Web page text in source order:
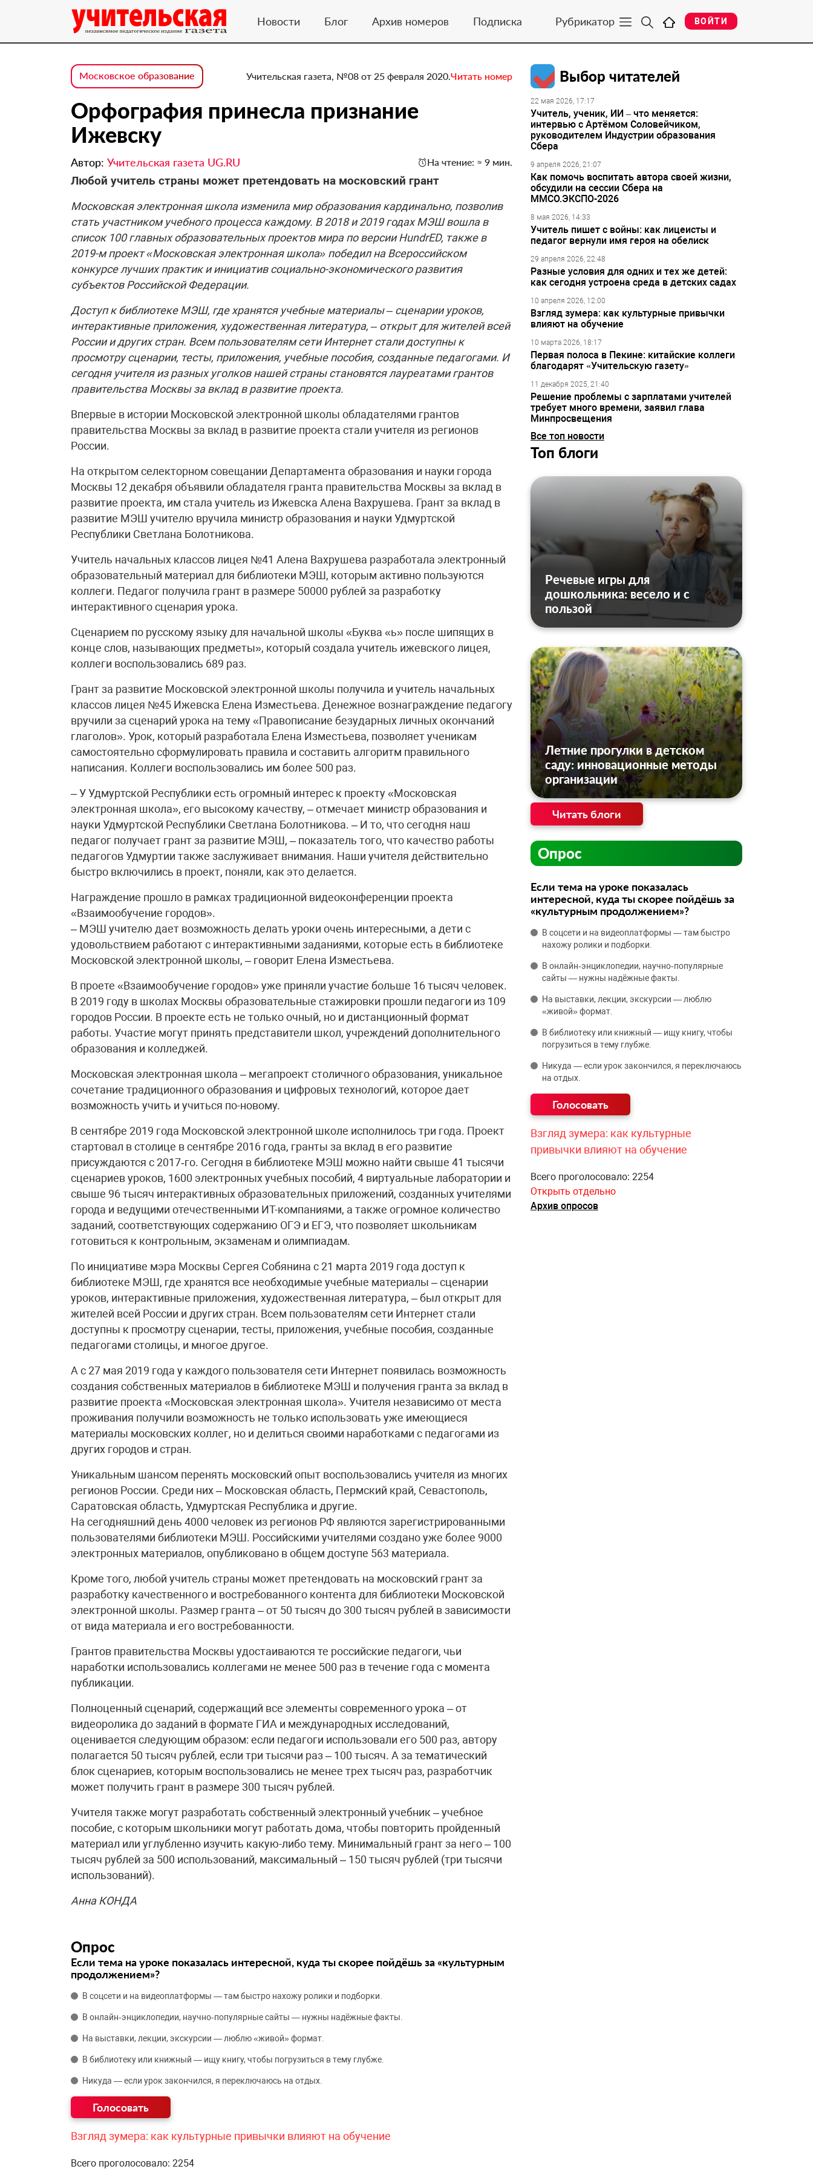
Новости Блог Архив номеров Подписка Рубрикатор ВОЙТИ
Московское образование Учительская газета, №08 от 25 февраля 2020.Читать номер
Орфография принесла признание
Ижевску
Автор: Учительская газета UG.RU На чтение: ≈ 9 мин.
Любой учитель страны может претендовать на московский грант
Московская электронная школа изменила мир образования кардинально, позволив
стать участником учебного процесса каждому. В 2018 и 2019 годах МЭШ вошла в
список 100 главных образовательных проектов мира по версии HundrED, также в
2019-м проект «Московская электронная школа» победил на Всероссийском
конкурсе лучших практик и инициатив социально-экономического развития
субъектов Российской Федерации.
Доступ к библиотеке МЭШ, где хранятся учебные материалы – сценарии уроков,
интерактивные приложения, художественная литература, – открыт для жителей всей
России и других стран. Всем пользователям сети Интернет стали доступны к
просмотру сценарии, тесты, приложения, учебные пособия, созданные педагогами. И
сегодня учителя из разных уголков нашей страны становятся лауреатами грантов
правительства Москвы за вклад в развитие проекта.
Впервые в истории Московской электронной школы обладателями грантов
правительства Москвы за вклад в развитие проекта стали учителя из регионов
России.
На открытом селекторном совещании Департамента образования и науки города
Москвы 12 декабря объявили обладателя гранта правительства Москвы за вклад в
развитие проекта, им стала учитель из Ижевска Алена Вахрушева. Грант за вклад в
развитие МЭШ учителю вручила министр образования и науки Удмуртской
Республики Светлана Болотникова.
Учитель начальных классов лицея №41 Алена Вахрушева разработала электронный
образовательный материал для библиотеки МЭШ, которым активно пользуются
коллеги. Педагог получила грант в размере 50000 рублей за разработку
интерактивного сценария урока.
Сценарием по русскому языку для начальной школы «Буква «ь» после шипящих в
конце слов, называющих предметы», который создала учитель ижевского лицея,
коллеги воспользовались 689 раз.
Грант за развитие Московской электронной школы получила и учитель начальных
классов лицея №45 Ижевска Елена Изместьева. Денежное вознаграждение педагогу
вручили за сценарий урока на тему «Правописание безударных личных окончаний
глаголов». Урок, который разработала Елена Изместьева, позволяет ученикам
самостоятельно сформулировать правила и составить алгоритм правильного
написания. Коллеги воспользовались им более 500 раз.
– У Удмуртской Республики есть огромный интерес к проекту «Московская
электронная школа», его высокому качеству, – отмечает министр образования и
науки Удмуртской Республики Светлана Болотникова. – И то, что сегодня наш
педагог получает грант за развитие МЭШ, – показатель того, что качество работы
педагогов Удмуртии также заслуживает внимания. Наши учителя действительно
быстро включились в проект, поняли, как это делается.
Награждение прошло в рамках традиционной видеоконференции проекта
«Взаимообучение городов».
– МЭШ учителю дает возможность делать уроки очень интересными, а дети с
удовольствием работают с интерактивными заданиями, которые есть в библиотеке
Московской электронной школы, – говорит Елена Изместьева.
В проете «Взаимообучение городов» уже приняли участие больше 16 тысяч человек.
В 2019 году в школах Москвы образовательные стажировки прошли педагоги из 109
городов России. В проекте есть не только очный, но и дистанционный формат
работы. Участие могут принять представители школ, учреждений дополнительного
образования и колледжей.
Московская электронная школа – мегапроект столичного образования, уникальное
сочетание традиционного образования и цифровых технологий, которое дает
возможность учить и учиться по-новому.
В сентябре 2019 года Московской электронной школе исполнилось три года. Проект
стартовал в столице в сентябре 2016 года, гранты за вклад в его развитие
присуждаются с 2017‑го. Сегодня в библиотеке МЭШ можно найти свыше 41 тысячи
сценариев уроков, 1600 электронных учебных пособий, 4 виртуальные лаборатории и
свыше 96 тысяч интерактивных образовательных приложений, созданных учителями
города и ведущими отечественными ИТ-компаниями, а также огромное количество
заданий, соответствующих содержанию ОГЭ и ЕГЭ, что позволяет школьникам
готовиться к контрольным, экзаменам и олимпиадам.
По инициативе мэра Москвы Сергея Собянина с 21 марта 2019 года доступ к
библиотеке МЭШ, где хранятся все необходимые учебные материалы – сценарии
уроков, интерактивные приложения, художественная литература, – был открыт для
жителей всей России и других стран. Всем пользователям сети Интернет стали
доступны к просмотру сценарии, тесты, приложения, учебные пособия, созданные
педагогами столицы, и многое другое.
А с 27 мая 2019 года у каждого пользователя сети Интернет по­явилась возможность
создания собственных материалов в библиотеке МЭШ и получения гранта за вклад в
развитие проекта «Московская электронная школа». Учителя независимо от места
проживания получили возможность не только использовать уже имеющиеся
материалы московских коллег, но и делиться своими наработками с педагогами из
других городов и стран.
Уникальным шансом перенять московский опыт воспользовались учителя из многих
регионов России. Среди них – Московская область, Пермский край, Севастополь,
Саратовская область, Удмуртская Республика и другие.
На сегодняшний день 4000 человек из регионов РФ являются зарегистрированными
пользователями библиотеки МЭШ. Российскими учителями создано уже более 9000
электронных материалов, опубликовано в общем доступе 563 материала.
Кроме того, любой учитель страны может претендовать на московский грант за
разработку качественного и востребованного контента для библиотеки Московской
электронной школы. Размер гранта – от 50 тысяч до 300 тысяч рублей в зависимости
от вида материала и его востребованности.
Грантов правительства Москвы удостаиваются те российские педагоги, чьи
наработки использовались коллегами не менее 500 раз в течение года с момента
публикации.
Полноценный сценарий, содержащий все элементы современного урока – от
видеоролика до заданий в формате ГИА и международных исследований,
оценивается следующим образом: если педагоги использовали его 500 раз, автору
полагается 50 тысяч рублей, если три тысячи раз – 100 тысяч. А за тематический
блок сценариев, которым воспользовались не менее трех тысяч раз, разработчик
может получить грант в размере 300 тысяч рублей.
Учителя также могут разработать собственный электронный учебник – учебное
пособие, с которым школьники могут работать дома, чтобы повторить пройденный
материал или углубленно изучить какую-либо тему. Минимальный грант за него – 100
тысяч рублей за 500 использований, максимальный – 150 тысяч рублей (три тысячи
использований).
Анна КОНДА
Опрос
Если тема на уроке показалась интересной, куда ты скорее пойдёшь за «культурным
продолжением»?
В соцсети и на видеоплатформы — там быстро нахожу ролики и подборки.
В онлайн‑энциклопедии, научно‑популярные сайты — нужны надёжные факты.
На выставки, лекции, экскурсии — люблю «живой» формат.
В библиотеку или книжный — ищу книгу, чтобы погрузиться в тему глубже.
Никуда — если урок закончился, я переключаюсь на отдых.
Взгляд зумера: как культурные привычки влияют на обучение
Всего проголосовало: 2254
Выбор читателей
22 мая 2026, 17:17
Учитель, ученик, ИИ – что меняется:
интервью с Артёмом Соловейчиком,
руководителем Индустрии образования
Сбера
9 апреля 2026, 21:07
Как помочь воспитать автора своей жизни,
обсудили на сессии Сбера на
ММСО.ЭКСПО-2026
8 мая 2026, 14:33
Учитель пишет с войны: как лицеисты и
педагог вернули имя героя на обелиск
29 апреля 2026, 22:48
Разные условия для одних и тех же детей:
как сегодня устроена среда в детских садах
10 апреля 2026, 12:00
Взгляд зумера: как культурные привычки
влияют на обучение
10 марта 2026, 18:17
Первая полоса в Пекине: китайские коллеги
благодарят «Учительскую газету»
11 декабря 2025, 21:40
Решение проблемы с зарплатами учителей
требует много времени, заявил глава
Минпросвещения
Все топ новости
Топ блоги
Речевые игры для
дошкольника: весело и с
пользой
Летние прогулки в детском
саду: инновационные методы
организации
Читать блоги
Опрос
Если тема на уроке показалась
интересной, куда ты скорее пойдёшь за
«культурным продолжением»?
В соцсети и на видеоплатформы — там быстро
нахожу ролики и подборки.
В онлайн‑энциклопедии, научно‑популярные
сайты — нужны надёжные факты.
На выставки, лекции, экскурсии — люблю
«живой» формат.
В библиотеку или книжный — ищу книгу, чтобы
погрузиться в тему глубже.
Никуда — если урок закончился, я переключаюсь
на отдых.
Взгляд зумера: как культурные
привычки влияют на обучение
Всего проголосовало: 2254
Открыть отдельно
Архив опросов